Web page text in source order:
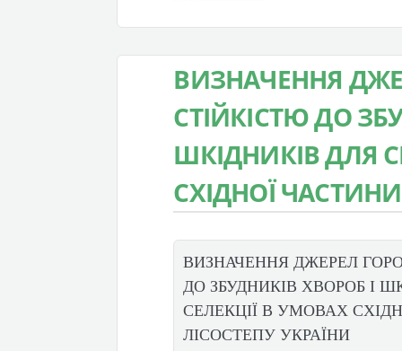
ВИЗНАЧЕННЯ
СТІЙКІСТЮ ДО
ШКІДНИКІВ ДЛЯ
СХІДНОЇ
ВИЗНАЧЕННЯ ДЖЕРЕЛ
ДО ЗБУДНИКІВ ХВОРОБ І
СЕЛЕКЦІЇ В УМОВАХ
ЛІСОСТЕПУ УКРАЇНИ